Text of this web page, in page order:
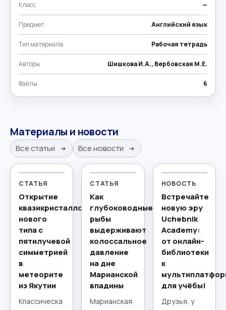
Класс —
Предмет Английский язык
Тип материала Рабочая тетрадь
Авторы Шишкова И.А., Вербовская М.Е.
Файлы 6
Материалы и новости
Все статьи Все новости
СТАТЬЯ
Открытие
квазикристаллов
нового
типа с
пятилучевой
симметрией
в
метеорите
из Якутии
Классическа
СТАТЬЯ
Как
глубоководные
рыбы
выдерживают
колоссальное
давление
на дне
Марианской
впадины
Марианская
НОВОСТЬ
Встречайте
новую эру
Uchebnik
Academy:
от онлайн-
библиотеки
к
для учёбы!
Друзья, у